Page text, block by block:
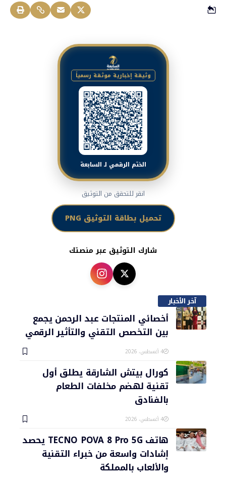
وثيقة إخبارية موثقة رسمياً
الختم الرقمي لـ السابعة
انقر للتحقق من التوثيق
تحميل بطاقة التوثيق PNG
شارك التوثيق عبر منصتك
آخر الأخبار
أخصائي المنتجات عبد الرحمن يجمع
بين التخصص التقني والتأثير الرقمي
4 أغسطس، 2026
كورال بيتش الشارقة يطلق أول
تقنية لهضم مخلفات الطعام
بالفنادق
4 أغسطس، 2026
هاتف TECNO POVA 8 Pro 5G يحصد
إشادات واسعة من خبراء التقنية
والألعاب بالمملكة